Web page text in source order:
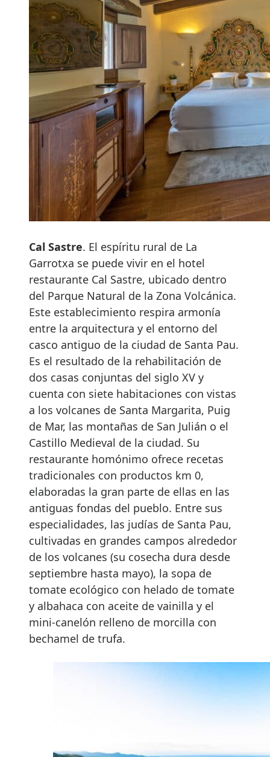
Cal Sastre. El espíritu rural de La
Garrotxa se puede vivir en el hotel
restaurante Cal Sastre, ubicado dentro
del Parque Natural de la Zona Volcánica.
Este establecimiento respira armonía
entre la arquitectura y el entorno del
casco antiguo de la ciudad de Santa Pau.
Es el resultado de la rehabilitación de
dos casas conjuntas del siglo XV y
cuenta con siete habitaciones con vistas
a los volcanes de Santa Margarita, Puig
de Mar, las montañas de San Julián o el
Castillo Medieval de la ciudad. Su
restaurante homónimo ofrece recetas
tradicionales con productos km 0,
elaboradas la gran parte de ellas en las
antiguas fondas del pueblo. Entre sus
especialidades, las judías de Santa Pau,
cultivadas en grandes campos alrededor
de los volcanes (su cosecha dura desde
septiembre hasta mayo), la sopa de
tomate ecológico con helado de tomate
y albahaca con aceite de vainilla y el
mini-canelón relleno de morcilla con
bechamel de trufa.